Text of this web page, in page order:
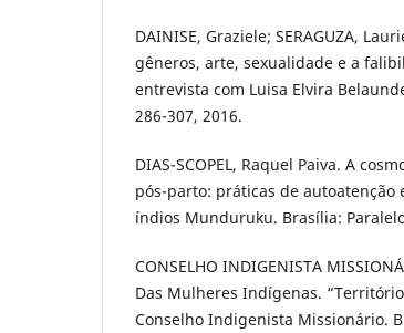
DAINISE, Graziele; SERAGUZA,
gêneros, arte, sexualidade e a
entrevista com Luisa Elvira
286-307, 2016.
DIAS-SCOPEL, Raquel Paiva. A
pós-parto: práticas de autoatenção
índios Munduruku. Brasília:
CONSELHO INDIGENISTA
Das Mulheres Indígenas.
Conselho Indigenista Missionário.